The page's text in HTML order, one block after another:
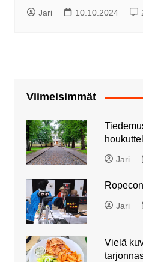
Jari 10.10.2024
Viimeisimmät
Jari
Jari
Vielä